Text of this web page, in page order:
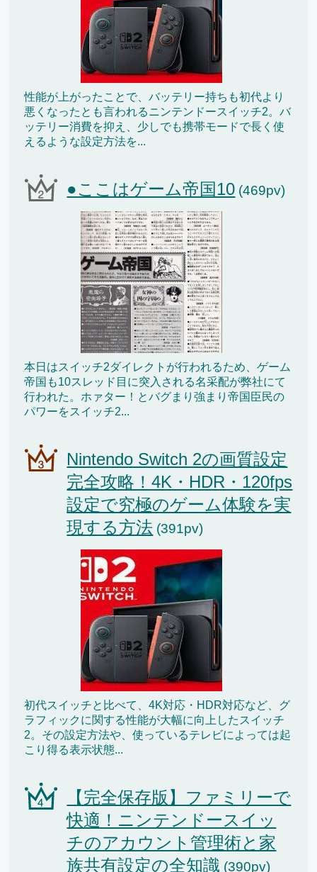
性能が上がったことで、バッテリー持ちも初代より
悪くなったとも言われるニンテンドースイッチ2。バ
ッテリー消費を抑え、少しでも携帯モードで長く使
えるような設定方法を...
●ここはゲーム帝国10 (469pv)
本日はスイッチ2ダイレクトが行われるため、ゲーム
帝国も10スレッド目に突入される名采配が弊社にて
行われた。ホァター！とバグまり強まり帝国臣民の
パワーをスイッチ2...
Nintendo Switch 2の画質設定
完全攻略！4K・HDR・120fps
設定で究極のゲーム体験を実
現する方法 (391pv)
初代スイッチと比べて、4K対応・HDR対応など、グ
ラフィックに関する性能が大幅に向上したスイッチ
2。その設定方法や、使っているテレビによっては起
こり得る表示状態...
【完全保存版】ファミリーで
快適！ニンテンドースイッ
チのアカウント管理術と家
族共有設定の全知識 (390pv)